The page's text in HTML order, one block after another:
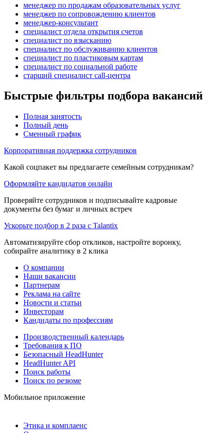
менеджер по продажам образовательных услуг
менеджер по сопровождению клиентов
менеджер-консультант
специалист отдела открытия счетов
специалист по взысканию
специалист по обслуживанию клиентов
специалист по пластиковым картам
специалист по социальной работе
старший специалист call-центра
Быстрые фильтры подбора вакансий
Полная занятость
Полный день
Сменный график
Корпоративная поддержка сотрудников
Какой соцпакет вы предлагаете семейным сотрудникам?
Оформляйте кандидатов онлайн
Проверяйте сотрудников и подписывайте кадровые
документы без бумаг и личных встреч
Ускорьте подбор в 2 раза с Talantix
Автоматизируйте сбор откликов, настройте воронку,
собирайте аналитику в 2 клика
О компании
Наши вакансии
Партнерам
Реклама на сайте
Новости и статьи
Инвесторам
Кандидаты по профессиям
Производственный календарь
Требования к ПО
Безопасный HeadHunter
HeadHunter API
Поиск работы
Поиск по резюме
Мобильное приложение
Этика и комплаенс